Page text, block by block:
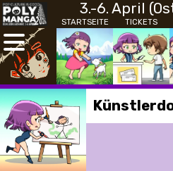
3.-6. April
STARTSEITE TICKETS